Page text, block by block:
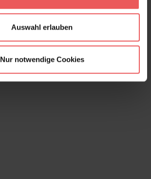
Auswahl erlauben
Nur notwendige Cookies